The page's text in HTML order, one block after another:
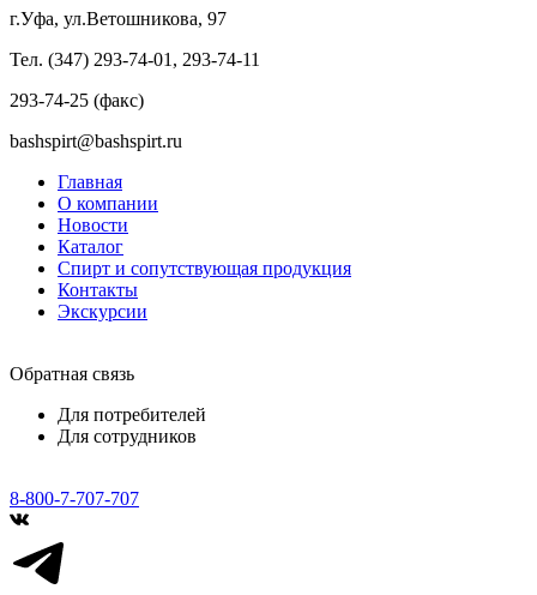
г.Уфа, ул.Ветошникова, 97
Тел. (347) 293-74-01, 293-74-11
293-74-25 (факс)
bashspirt@bashspirt.ru
Главная
О компании
Новости
Каталог
Спирт и сопутствующая продукция
Контакты
Экскурсии
Обратная связь
Для потребителей
Для сотрудников
8-800-7-707-707